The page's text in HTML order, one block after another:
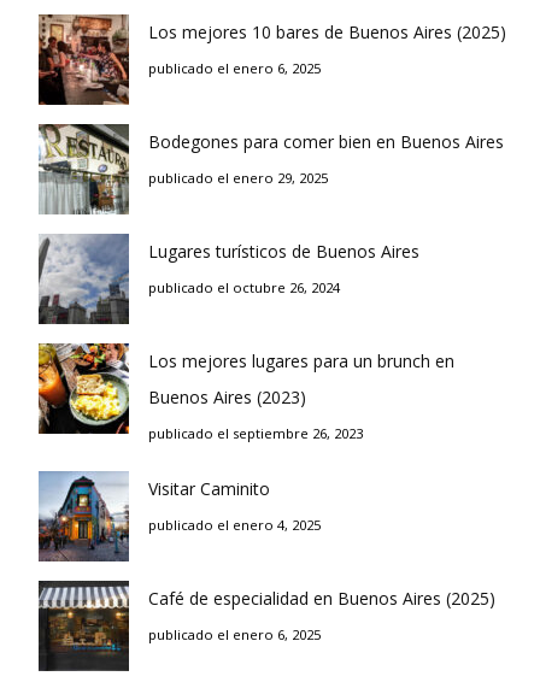
Los mejores 10 bares de Buenos Aires (2025)
publicado el enero 6, 2025
Bodegones para comer bien en Buenos Aires
publicado el enero 29, 2025
Lugares turísticos de Buenos Aires
publicado el octubre 26, 2024
Los mejores lugares para un brunch en
Buenos Aires (2023)
publicado el septiembre 26, 2023
Visitar Caminito
publicado el enero 4, 2025
Café de especialidad en Buenos Aires (2025)
publicado el enero 6, 2025